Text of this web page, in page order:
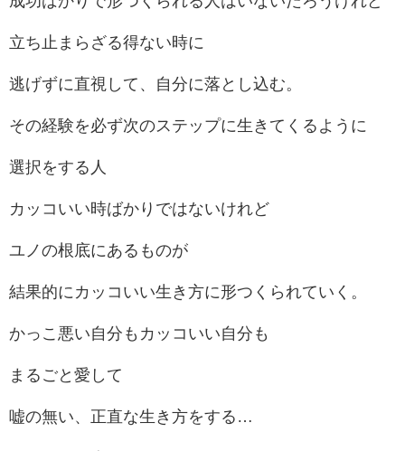
立ち止まらざる得ない時に
逃げずに直視して、自分に落とし込む。
その経験を必ず次のステップに生きてくるように
選択をする人
カッコいい時ばかりではないけれど
ユノの根底にあるものが
結果的にカッコいい生き方に形つくられていく。
かっこ悪い自分もカッコいい自分も
まるごと愛して
嘘の無い、正直な生き方をする…